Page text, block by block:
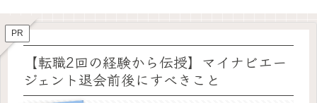
PR
【転職2回の経験から伝授】マイナビエー
ジェント退会前後にすべきこと